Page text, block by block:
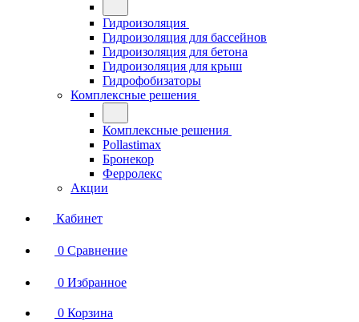
Гидроизоляция
Гидроизоляция для бассейнов
Гидроизоляция для бетона
Гидроизоляция для крыш
Гидрофобизаторы
Комплексные решения
Комплексные решения
Pollastimax
Бронекор
Ферролекс
Акции
Кабинет
0 Сравнение
0 Избранное
0 Корзина